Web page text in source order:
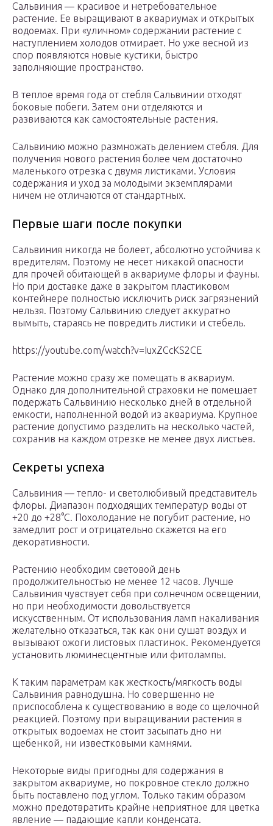
Сальвиния ― красивое и нетребовательное
растение. Ее выращивают в аквариумах и открытых
водоемах. При «уличном» содержании растение с
наступлением холодов отмирает. Но уже весной из
спор появляются новые кустики, быстро
заполняющие пространство.
В теплое время года от стебля Сальвинии отходят
боковые побеги. Затем они отделяются и
развиваются как самостоятельные растения.
Сальвинию можно размножать делением стебля. Для
получения нового растения более чем достаточно
маленького отрезка с двумя листиками. Условия
содержания и уход за молодыми экземплярами
ничем не отличаются от стандартных.
Первые шаги после покупки
Сальвиния никогда не болеет, абсолютно устойчива к
вредителям. Поэтому не несет никакой опасности
для прочей обитающей в аквариуме флоры и фауны.
Но при доставке даже в закрытом пластиковом
контейнере полностью исключить риск загрязнений
нельзя. Поэтому Сальвинию следует аккуратно
вымыть, стараясь не повредить листики и стебель.
https://youtube.com/watch?v=IuxZCcKS2CE
Растение можно сразу же помещать в аквариум.
Однако для дополнительной страховки не помешает
подержать Сальвинию несколько дней в отдельной
емкости, наполненной водой из аквариума. Крупное
растение допустимо разделить на несколько частей,
сохранив на каждом отрезке не менее двух листьев.
Секреты успеха
Сальвиния ― тепло- и светолюбивый представитель
флоры. Диапазон подходящих температур воды от
+20 до +28°C. Похолодание не погубит растение, но
замедлит рост и отрицательно скажется на его
декоративности.
Растению необходим световой день
продолжительностью не менее 12 часов. Лучше
Сальвиния чувствует себя при солнечном освещении,
но при необходимости довольствуется
искусственным. От использования ламп накаливания
желательно отказаться, так как они сушат воздух и
вызывают ожоги листовых пластинок. Рекомендуется
установить люминесцентные или фитолампы.
К таким параметрам как жесткость/мягкость воды
Сальвиния равнодушна. Но совершенно не
приспособлена к существованию в воде со щелочной
реакцией. Поэтому при выращивании растения в
открытых водоемах не стоит засыпать дно ни
щебенкой, ни известковыми камнями.
Некоторые виды пригодны для содержания в
закрытом аквариуме, но покровное стекло должно
быть поставлено под углом. Только таким образом
можно предотвратить крайне неприятное для цветка
явление ― падающие капли конденсата.